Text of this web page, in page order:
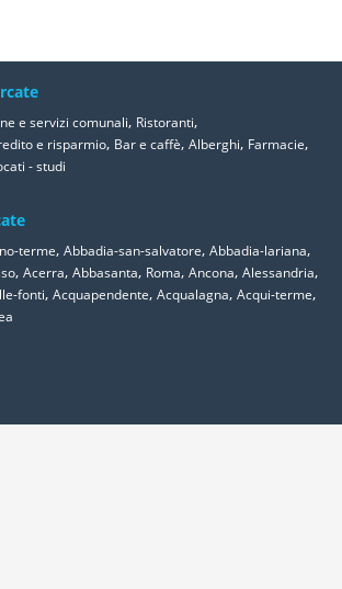
e servizi comunali, Ristoranti,
e risparmio, Bar e caffè, Alberghi, Farmacie,
- studi
terme, Abbadia-san-salvatore, Abbadia-lariana,
, Acerra, Abbasanta, Roma, Ancona, Alessandria,
fonti, Acquapendente, Acqualagna, Acqui-terme,